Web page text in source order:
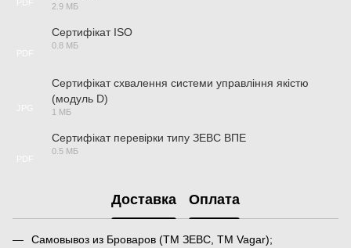
2.9 МБ
Сертифікат ISO
0.8 МБ
Сертифікат схвалення системи управління якістю
(модуль D)
1 МБ
Сертифікат перевірки типу ЗЕВС ВПЕ
0.5 МБ
Доставка Оплата
Самовывоз из Броваров (ТМ ЗЕВС, ТМ Vagar);